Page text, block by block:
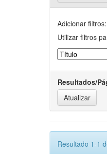
Adicionar filtros:
Utilizar filtros
Resultados/
Resultado 1-1